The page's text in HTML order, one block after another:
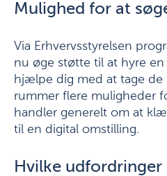
Mulighed for at
Via Erhvervsstyrelsen
nu øge støtte til at hyre en
hjælpe dig med at tage de
rummer flere muligheder
handler generelt om at
til en digital omstilling.
Hvilke udfordringer